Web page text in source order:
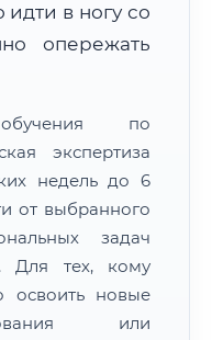
и просмотра
идти в ногу со
опережать
обучения по
экспертиза
недель до 6
от выбранного
задач
Для тех, кому
освоить новые
или